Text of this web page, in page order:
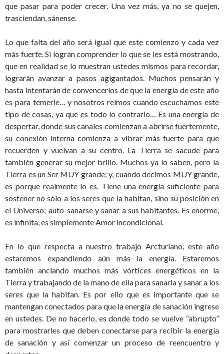
que pasar para poder crecer. Una vez más, ya no se quejen,
trasciendan, sánense.
Lo que falta del año será igual que este comienzo y cada vez
más fuerte. Si logran comprender lo que se les está mostrando,
que en realidad se lo muestran ustedes mismos para recordar,
lograrán avanzar a pasos agigantados. Muchos pensarán y
hasta intentarán de convencerlos de que la energía de este año
es para temerle… y nosotros reímos cuando escuchamos este
tipo de cosas, ya que es todo lo contrario… Es una energía de
despertar, donde sus canales comienzan a abrirse fuertemente,
su conexión interna comienza a vibrar más fuerte para que
recuerden y vuelvan a su centro. La Tierra se sacude para
también generar su mejor brillo. Muchos ya lo saben, pero la
Tierra es un Ser MUY grande; y, cuando decimos MUY grande,
es porque realmente lo es. Tiene una energía suficiente para
sostener no sólo a los seres que la habitan, sino su posición en
el Universo; auto-sanarse y sanar a sus habitantes. Es enorme,
es infinita, es simplemente Amor incondicional.
En lo que respecta a nuestro trabajo Arcturiano, este año
estaremos expandiendo aún más la energía. Estaremos
también anclando muchos más vórtices energéticos en la
Tierra y trabajando de la mano de ella para sanarla y sanar a los
seres que la habitan. Es por ello que es importante que se
mantengan conectados para que la energía de sanación ingrese
en ustedes. De no hacerlo, es donde todo se vuelve “abrupto”
para mostrarles que deben conectarse para recibir la energía
de sanación y así comenzar un proceso de reencuentro y